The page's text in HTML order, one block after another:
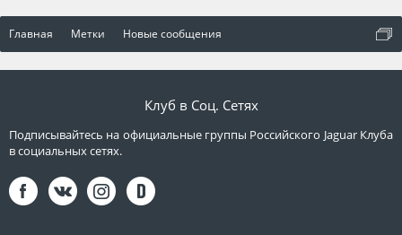
Главная Метки Новые сообщения
Клуб в Соц. Сетях
Подписывайтесь на официальные группы Российского Jaguar Клуба
в социальных сетях.